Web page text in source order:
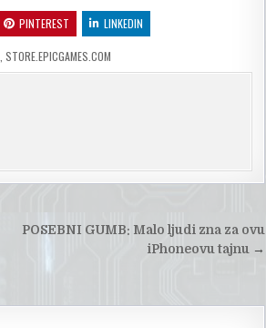
PINTEREST LINKEDIN
,STORE.EPICGAMES.COM
POSEBNI GUMB: Malo ljudi zna za ovu
iPhoneovu tajnu→